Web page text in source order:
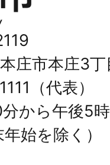
庄市本庄3丁
（代表）
から午後5
始を除く）